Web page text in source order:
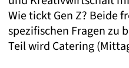
Wie tickt Gen Z? Beide
spezifischen Fragen zu
Teil wird Catering